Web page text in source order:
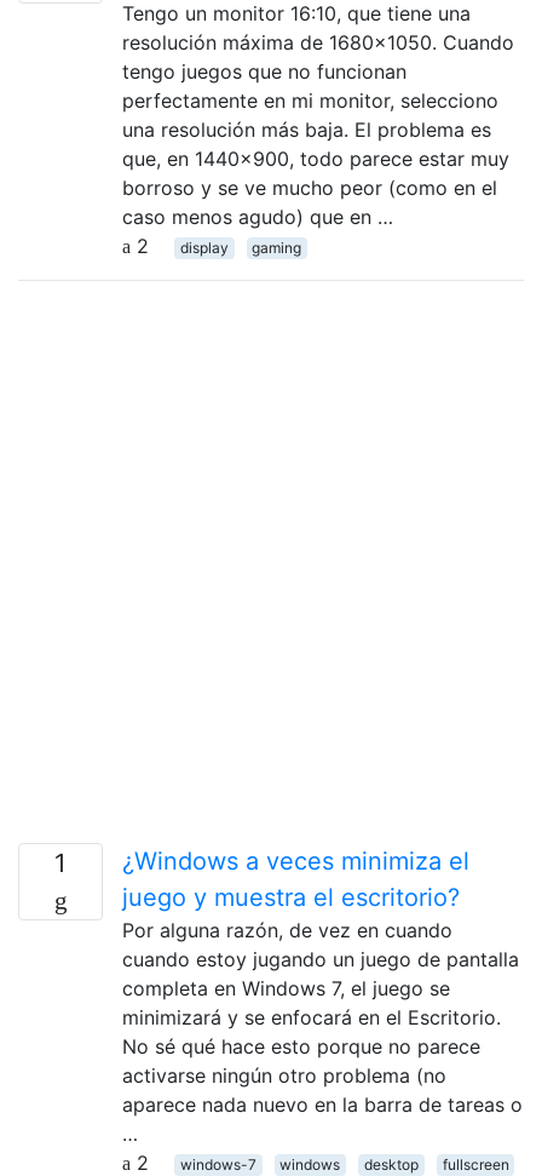
Tengo un monitor 16:10, que tiene una
resolución máxima de 1680x1050. Cuando
tengo juegos que no funcionan
perfectamente en mi monitor, selecciono
una resolución más baja. El problema es
que, en 1440x900, todo parece estar muy
borroso y se ve mucho peor (como en el
caso menos agudo) que en …
2
display gaming
1
¿Windows a veces minimiza el
juego y muestra el escritorio?
Por alguna razón, de vez en cuando
cuando estoy jugando un juego de pantalla
completa en Windows 7, el juego se
minimizará y se enfocará en el Escritorio.
No sé qué hace esto porque no parece
activarse ningún otro problema (no
aparece nada nuevo en la barra de tareas o
…
2
windows-7 windows desktop
fullscreen